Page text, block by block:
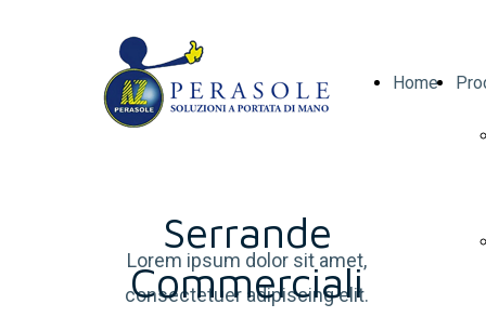
Home
Serrande
Commerciali
Lorem ipsum dolor sit amet,
consectetuer adipiscing elit.